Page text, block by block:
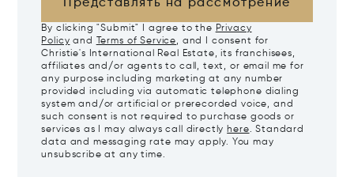
Представлять на рассмотрение
By clicking "Submit" I agree to the Privacy
Policy and Terms of Service, and I consent for
Christie's International Real Estate, its franchisees,
affiliates and/or agents to call, text, or email me for
any purpose including marketing at any number
provided including via automatic telephone dialing
system and/or artificial or prerecorded voice, and
such consent is not required to purchase goods or
services as I may always call directly here. Standard
data and messaging rate may apply. You may
unsubscribe at any time.